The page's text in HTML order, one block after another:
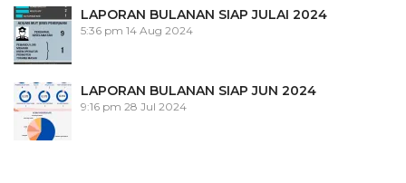
LAPORAN BULANAN SIAP JULAI 2024
5:36 pm 14 Aug 2024
LAPORAN BULANAN SIAP JUN 2024
9:16 pm 28 Jul 2024